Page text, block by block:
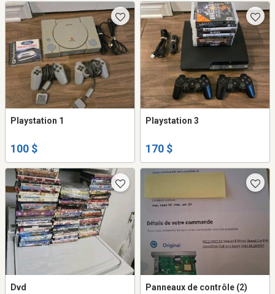
Playstation 1
100 $
Playstation 3
170 $
Dvd Panneaux de contrôle (2)